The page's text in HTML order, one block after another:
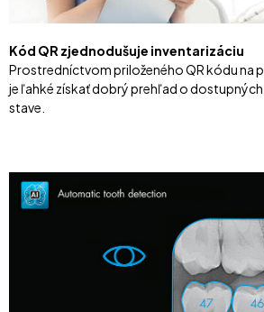
Kód QR zjednodušuje inventarizáciu
Prostredníctvom priloženého QR kódu na
je ľahké získať dobrý prehľad o
stave.